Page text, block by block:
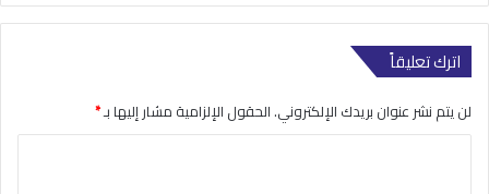
اترك تعليقاً
لن يتم نشر عنوان بريدك الإلكتروني.الحقول الإلزامية مشار إليها بـ*